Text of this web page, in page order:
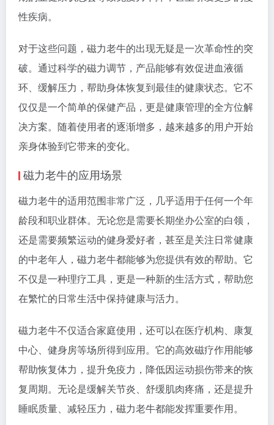
性疾病。
对于这些问题，磁力老牛的出现无疑是一次革命性的突
破。通过科学的磁力调节，产品能够有效促进血液循
环、缓解压力，帮助身体恢复到最佳的健康状态。它不
仅仅是一个简单的保健产品，更是健康管理的全方位解
决方案。随着使用者的逐渐增多，越来越多的用户开始
亲身体验到它带来的变化。
磁力老牛的应用场景
磁力老牛的适用范围非常广泛，几乎适用于任何一个年
龄段和职业群体。无论您是需要长期坐办公室的白领，
还是需要频繁运动的健身爱好者，甚至是关注日常健康
的中老年人，磁力老牛都能够为您提供有效的帮助。它
不仅是一种理疗工具，更是一种新的生活方式，帮助您
在繁忙的日常生活中保持健康与活力。
磁力老牛不仅适合家庭使用，还可以在医疗机构、康复
中心、健身房等场所得到应用。它的高效磁疗作用能够
帮助恢复体力，提升免疫力，降低因运动损伤带来的恢
复周期。无论是缓解关节炎、舒缓肌肉疼痛，还是提升
睡眠质量、减轻压力，磁力老牛都能发挥重要作用。